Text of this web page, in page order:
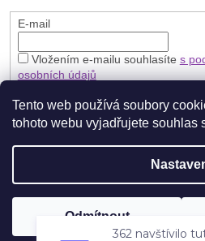
Tento web používá soubory
tohoto webu vyjadřujete souhlas
Odmítnout
🎁 **Zaregistrujte se a získejte stálou
Nakupujte výhodněji pokaždé!
E-mail
Vložením e-mailu souhlasíte s
osobních údajů
PŘIHLÁSIT SE
Vytvořil
Copyright 2026Brillbird Vary .
362 navštívilo
navštívilo tuto